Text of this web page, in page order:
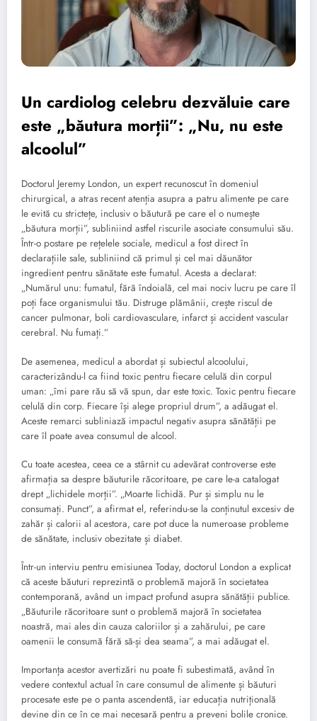
Un cardiolog celebru dezvăluie care
este „băutura morții”: „Nu, nu este
alcoolul”
Doctorul Jeremy London, un expert recunoscut în domeniul
chirurgical, a atras recent atenția asupra a patru alimente pe care
le evită cu strictețe, inclusiv o băutură pe care el o numește
„băutura morții”, subliniind astfel riscurile asociate consumului său.
Într-o postare pe rețelele sociale, medicul a fost direct în
declarațiile sale, subliniind că primul și cel mai dăunător
ingredient pentru sănătate este fumatul. Acesta a declarat:
„Numărul unu: fumatul, fără îndoială, cel mai nociv lucru pe care îl
poți face organismului tău. Distruge plămânii, crește riscul de
cancer pulmonar, boli cardiovasculare, infarct și accident vascular
cerebral. Nu fumați.”
De asemenea, medicul a abordat și subiectul alcoolului,
caracterizându-l ca fiind toxic pentru fiecare celulă din corpul
uman: „îmi pare rău să vă spun, dar este toxic. Toxic pentru fiecare
celulă din corp. Fiecare își alege propriul drum”, a adăugat el.
Aceste remarci subliniază impactul negativ asupra sănătății pe
care îl poate avea consumul de alcool.
Cu toate acestea, ceea ce a stârnit cu adevărat controverse este
afirmația sa despre băuturile răcoritoare, pe care le-a catalogat
drept „lichidele morții”. „Moarte lichidă. Pur și simplu nu le
consumați. Punct”, a afirmat el, referindu-se la conținutul excesiv de
zahăr și calorii al acestora, care pot duce la numeroase probleme
de sănătate, inclusiv obezitate și diabet.
Într-un interviu pentru emisiunea Today, doctorul London a explicat
că aceste băuturi reprezintă o problemă majoră în societatea
contemporană, având un impact profund asupra sănătății publice.
„Băuturile răcoritoare sunt o problemă majoră în societatea
noastră, mai ales din cauza caloriilor și a zahărului, pe care
oamenii le consumă fără să-și dea seama”, a mai adăugat el.
Importanța acestor avertizări nu poate fi subestimată, având în
vedere contextul actual în care consumul de alimente și băuturi
procesate este pe o panta ascendentă, iar educația nutrițională
devine din ce în ce mai necesară pentru a preveni bolile cronice.